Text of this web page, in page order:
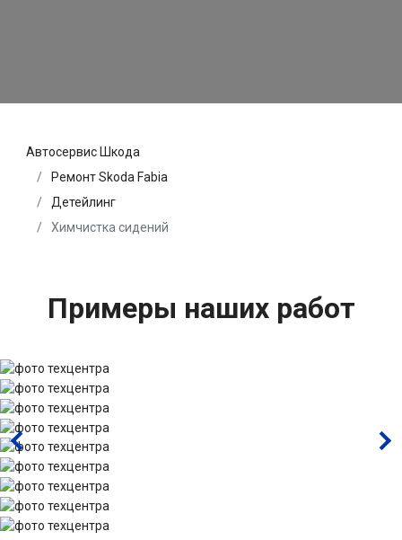
Автосервис Шкода
Ремонт Skoda Fabia
Детейлинг
Химчистка сидений
Примеры наших работ